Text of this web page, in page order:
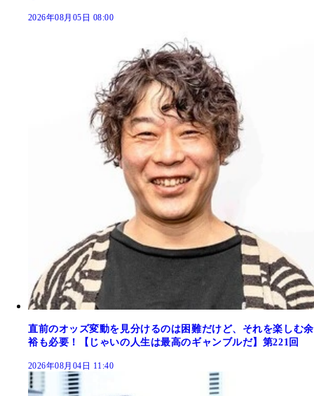
2026年08月05日 08:00
直前のオッズ変動を見分けるのは困難だけど、それを楽しむ余
裕も必要！【じゃいの人生は最高のギャンブルだ】第221回
2026年08月04日 11:40